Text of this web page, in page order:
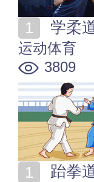
学柔
运动体育
3809
跆拳